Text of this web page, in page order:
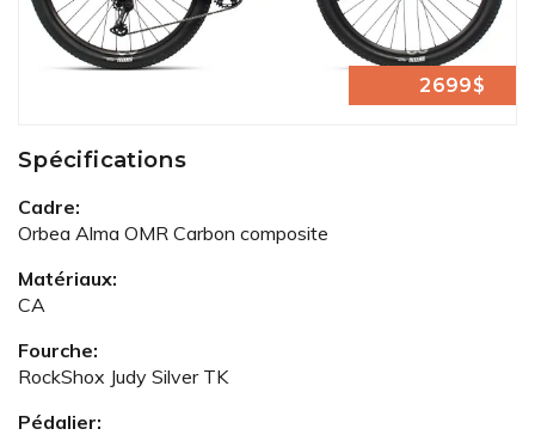
2699$
Spécifications
Cadre:
Orbea Alma OMR Carbon composite
Matériaux:
CA
Fourche:
RockShox Judy Silver TK
Pédalier: